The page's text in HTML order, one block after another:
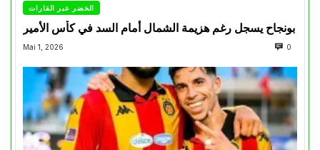
الخضر عبر القارات
بونجاح يسجل رغم هزيمة الشمال أمام السد في كأس الأمير
Mai 1, 2026 0